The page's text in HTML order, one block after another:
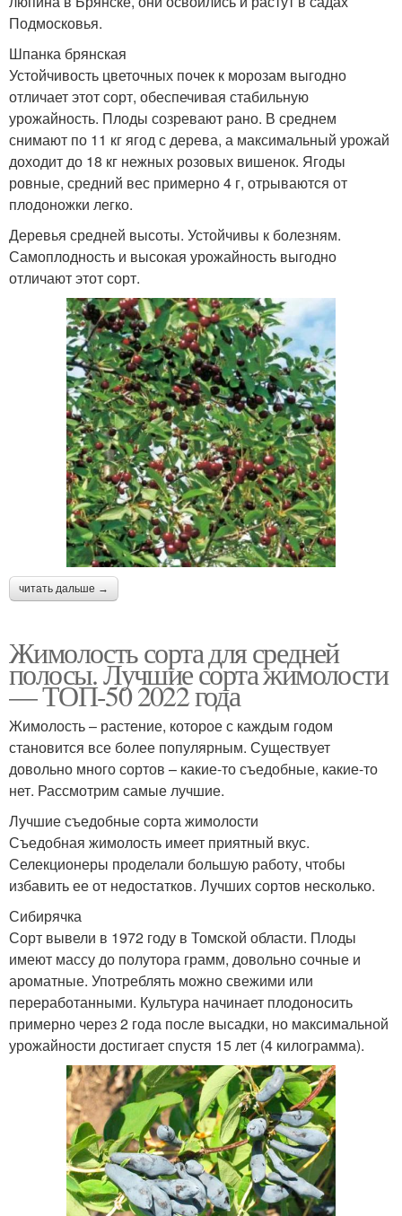
Подмосковья.
Шпанка брянская
Устойчивость цветочных почек к морозам выгодно
отличает этот сорт, обеспечивая стабильную
урожайность. Плоды созревают рано. В среднем
снимают по 11 кг ягод с дерева, а максимальный урожай
доходит до 18 кг нежных розовых вишенок. Ягоды
ровные, средний вес примерно 4 г, отрываются от
плодоножки легко.
Деревья средней высоты. Устойчивы к болезням.
Самоплодность и высокая урожайность выгодно
отличают этот сорт.
читать дальше →
Жимолость сорта для средней
полосы. Лучшие сорта жимолости
— ТОП-50 2022 года
Жимолость – растение, которое с каждым годом
становится все более популярным. Существует
довольно много сортов – какие-то съедобные, какие-то
нет. Рассмотрим самые лучшие.
Лучшие съедобные сорта жимолости
Съедобная жимолость имеет приятный вкус.
Селекционеры проделали большую работу, чтобы
избавить ее от недостатков. Лучших сортов несколько.
Сибирячка
Сорт вывели в 1972 году в Томской области. Плоды
имеют массу до полутора грамм, довольно сочные и
ароматные. Употреблять можно свежими или
переработанными. Культура начинает плодоносить
примерно через 2 года после высадки, но максимальной
урожайности достигает спустя 15 лет (4 килограмма).